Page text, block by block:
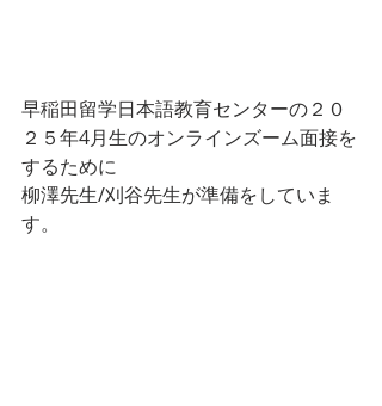
早稲田留学日本語教育センターの２０
２５年4月生のオンラインズーム面接を
するために
柳澤先生/刈谷先生が準備をしていま
す。